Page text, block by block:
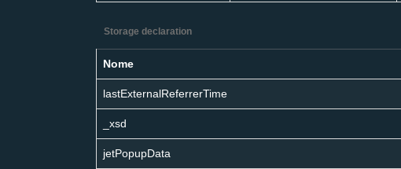
Storage declaration
Nome
lastExternalReferrerTime
_xsd
jetPopupData